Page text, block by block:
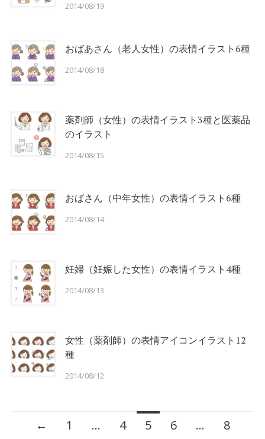
2014/08/19
おばあさん（老人女性）の表情イラスト6種
2014/08/18
薬剤師（女性）の表情イラスト3種と医薬品
のイラスト
2014/08/15
おばさん（中年女性）の表情イラスト6種
2014/08/14
妊婦（妊娠した女性）の表情イラスト4種
2014/08/13
女性（薬剤師）の表情アイコンイラスト12
種
2014/08/12
Posts
← 1 … 4 5 6 …
8